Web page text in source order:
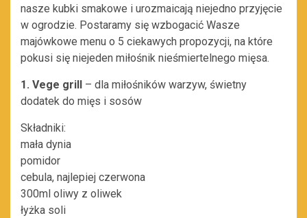
nasze kubki smakowe i urozmaicają niejedno przyjęcie
w ogrodzie. Postaramy się wzbogacić Wasze
majówkowe menu o 5 ciekawych propozycji, na które
pokusi się niejeden miłośnik nieśmiertelnego mięsa.
1. Vege grill
– dla miłośników warzyw, świetny
dodatek do mięs i sosów
Składniki:
mała dynia
pomidor
cebula, najlepiej czerwona
300ml oliwy z oliwek
łyżka soli